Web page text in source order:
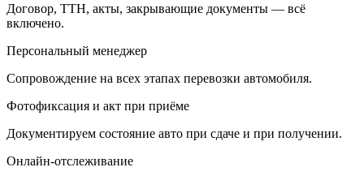
Договор, ТТН, акты, закрывающие документы — всё
включено.
Персональный менеджер
Сопровождение на всех этапах перевозки автомобиля.
Фотофиксация и акт при приёме
Документируем состояние авто при сдаче и при получении.
Онлайн-отслеживание